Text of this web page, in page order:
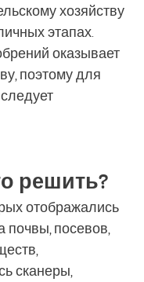
хозяйству
этапах.
оказывает
поэтому для
решить?
отображались
почвы, посевов,
сканеры,